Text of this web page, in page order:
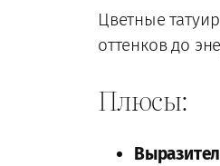
Цветные
оттенков до
Плюсы: